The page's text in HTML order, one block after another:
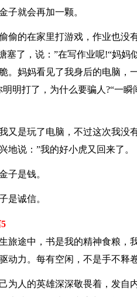
子就会再加一颗。
偷的在家里打游戏，作业也没
塞了，说：”在写作业呢!“妈妈
。妈妈看见了我身后的电脑，
明明打了，为什么要骗人?“一
又是玩了电脑，不过这次我没
地说：”我的好小虎又回来了。
子是钱。
是诚信。
旅途中，书是我的精神食粮，
动力。每有空闲，不是手不释
为人的英雄深深敬畏着，发自